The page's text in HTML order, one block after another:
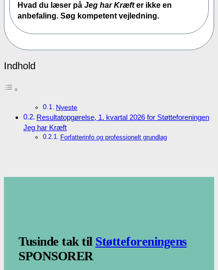
Hvad du læser påJeg har Kræfter ikke en
anbefaling. Søg kompetent vejledning.
Indhold
Nyeste
Resultatopgørelse, 1. kvartal 2026 for Støtteforeningen
Jeg har Kræft
Forfatterinfo og professionelt grundlag
Tusinde tak til Støtteforeningens
SPONSORER